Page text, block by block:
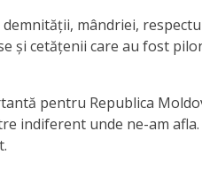
mândriei,
și cetățenii care au fost
pentru Republica
indiferent unde ne-am afla.